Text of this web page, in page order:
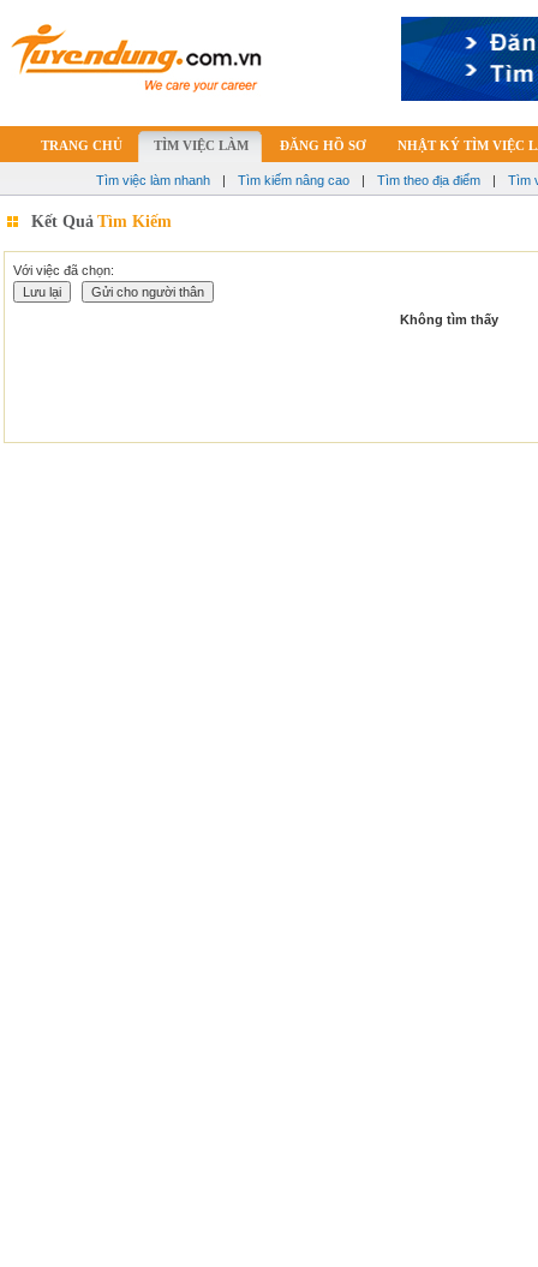
TRANG CHỦ TÌM VIỆC LÀM ĐĂNG HỒ SƠ NHẬT KÝ TÌM VIỆC
Tìm việc làm nhanh | Tìm kiếm nâng cao | Tìm theo địa điểm | Tìm
Kết Quả Tìm Kiếm
Với việc đã chọn:
Không tìm thấy